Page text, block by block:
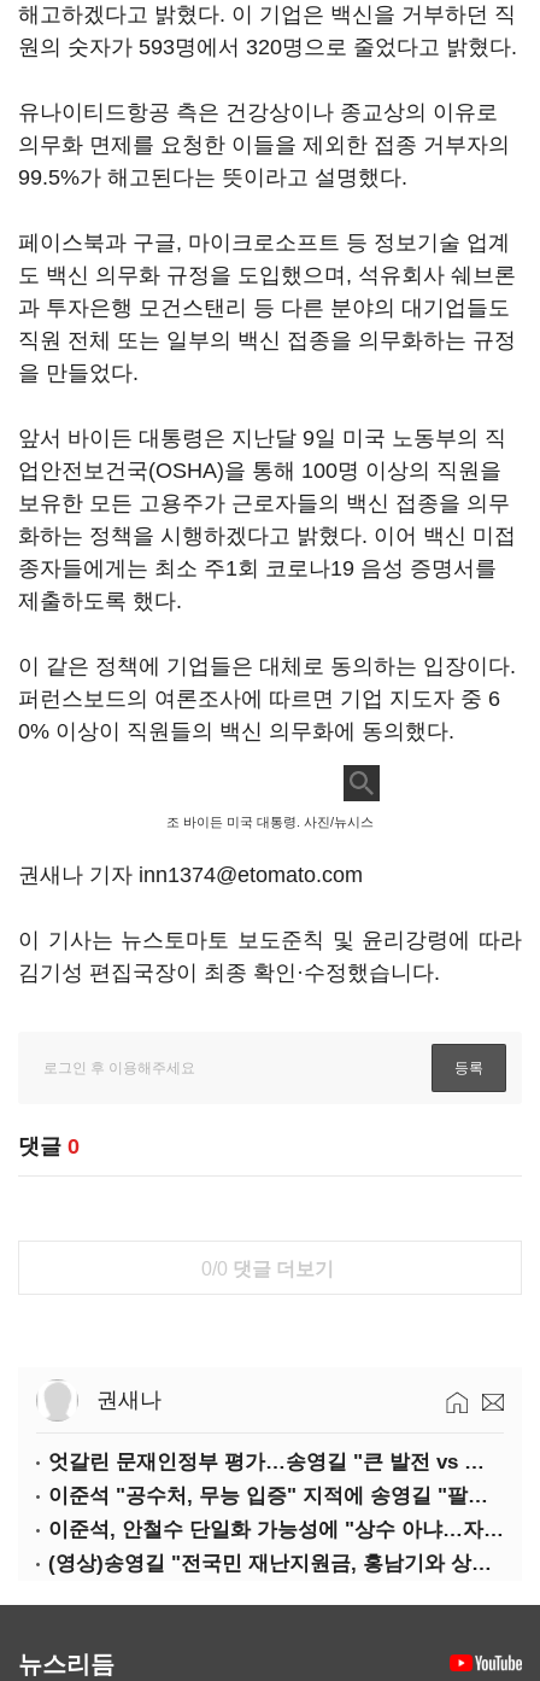
해고하겠다고 밝혔다. 이 기업은 백신을 거부하던 직
원의 숫자가 593명에서 320명으로 줄었다고 밝혔다.
유나이티드항공 측은 건강상이나 종교상의 이유로
의무화 면제를 요청한 이들을 제외한 접종 거부자의
99.5%가 해고된다는 뜻이라고 설명했다.
페이스북과 구글, 마이크로소프트 등 정보기술 업계
도 백신 의무화 규정을 도입했으며, 석유회사 쉐브론
과 투자은행 모건스탠리 등 다른 분야의 대기업들도
직원 전체 또는 일부의 백신 접종을 의무화하는 규정
을 만들었다.
앞서 바이든 대통령은 지난달 9일 미국 노동부의 직
업안전보건국(OSHA)을 통해 100명 이상의 직원을
보유한 모든 고용주가 근로자들의 백신 접종을 의무
화하는 정책을 시행하겠다고 밝혔다. 이어 백신 미접
종자들에게는 최소 주1회 코로나19 음성 증명서를
제출하도록 했다.
이 같은 정책에 기업들은 대체로 동의하는 입장이다.
퍼런스보드의 여론조사에 따르면 기업 지도자 중 6
0% 이상이 직원들의 백신 의무화에 동의했다.
조 바이든 미국 대통령. 사진/뉴시스
권새나 기자 inn1374@etomato.com
이 기사는 뉴스토마토 보도준칙 및 윤리강령에 따라
김기성 편집국장이 최종 확인·수정했습니다.
댓글 0
0/0 댓글 더보기
권새나
엇갈린 문재인정부 평가…송영길 "큰 발전 vs 이준석 "기본 점수"
이준석 "공수처, 무능 입증" 지적에 송영길 "팔다리 자른 게 국민의힘"
이준석, 안철수 단일화 가능성에 "상수 아냐…자의식 과잉"
(영상)송영길 "전국민 재난지원금, 홍남기와 상의·이재명 뜻 존중"
뉴스리듬